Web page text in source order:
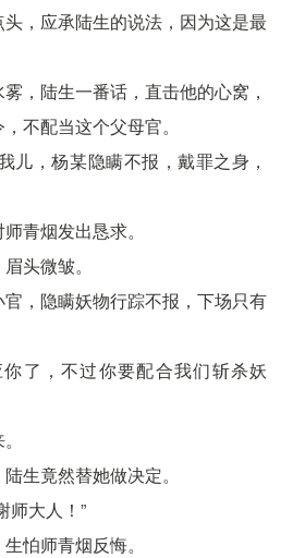
，应承陆生的说法，因为这是最
，陆生一番话，直击他的心窝，
不配当这个父母官。
儿，杨某隐瞒不报，戴罪之身，
青烟发出恳求。
头微皱。
，隐瞒妖物行踪不报，下场只有
了，不过你要配合我们斩杀妖
生竟然替她做决定。
师大人！”
怕师青烟反悔。